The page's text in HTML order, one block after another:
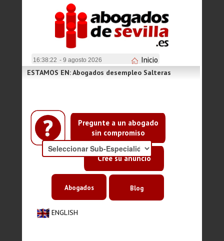
16:38:22 - 9 agosto 2026 Inicio
Pregunte a un abogado
sin compromiso
Cree su anuncio
ESTAMOS EN: Abogados desempleo Salteras
ENGLISH
Abogados Blog